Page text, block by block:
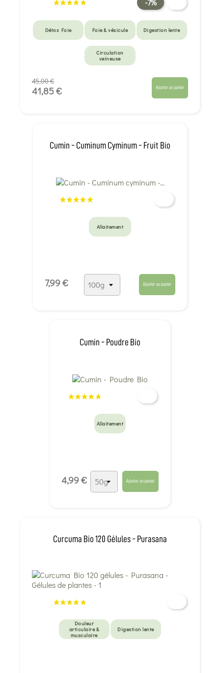
-7%
Détox Foie Foie & vésicule Digestion lente
Circulation
veineuse
45,00 €
41,85 € Ajouter au panier
Cumin - Cuminum Cyminum - Fruit Bio
Allaitement
7,99 € Ajouter au panier
Cumin - Poudre Bio
Allaitement
4,99 € Ajouter au panier
Curcuma Bio 120 Gélules - Purasana
Douleur
articulaire &
musculaire
Digestion lente